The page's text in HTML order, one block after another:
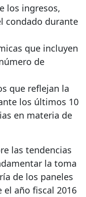
los ingresos,
condado durante
que incluyen
de
que reflejan la
los últimos 10
en materia de
las tendencias
la toma
de los paneles
año fiscal 2016